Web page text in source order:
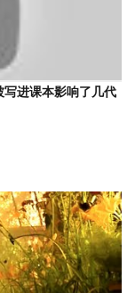
写进课本影响了几代